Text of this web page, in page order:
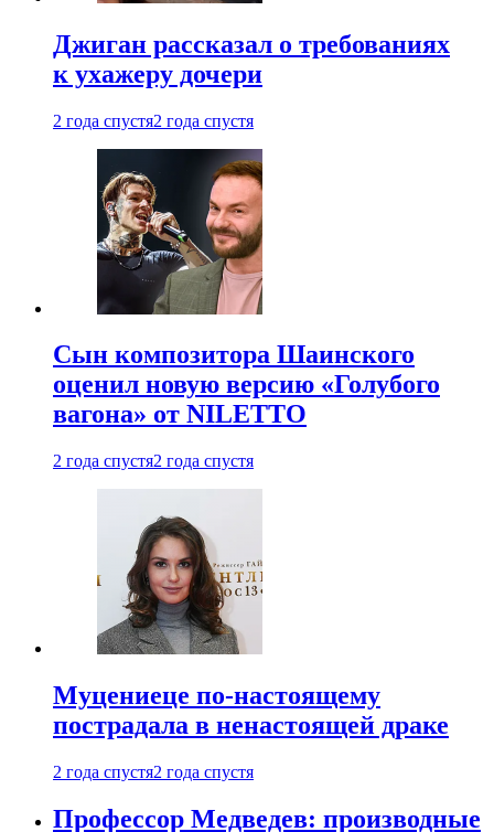
Джиган рассказал о требованиях
к ухажеру дочери
2 года спустя2 года спустя
Сын композитора Шаинского
оценил новую версию «Голубого
вагона» от NILETTO
2 года спустя2 года спустя
Муцениеце по-настоящему
пострадала в ненастоящей драке
2 года спустя2 года спустя
Профессор Медведев: производные